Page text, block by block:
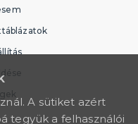
A sütiket azért
tegyük a felhasználói